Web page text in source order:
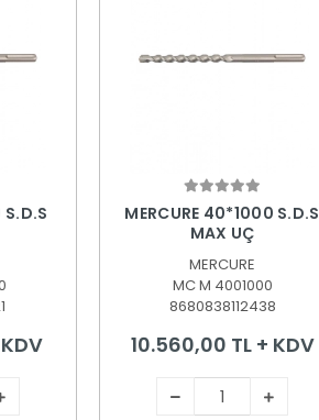
MERCURE 40*1000 S.D.S
MAX UÇ
MERCURE
MC M 4001000
8680838112438
10.560,00 TL + KDV